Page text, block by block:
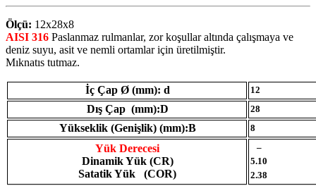
Ölçü: 12x28x8
AISI 316 Paslanmaz rulmanlar, zor koşullar altında çalışmaya ve
deniz suyu, asit ve nemli ortamlar için üretilmiştir.
Mıknatıs tutmaz.
İç Çap Ø (mm): d 12
Dış Çap (mm):D 28
Yükseklik (Genişlik) (mm):B 8
Yük Derecesi
Dinamik Yük (CR)
Satatik Yük (COR)
–
5.10
2.38